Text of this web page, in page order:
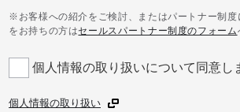
※お客様への紹介をご検討、またはパートナー制度
をお持ちの方はセールスパートナー制度のフォーム
個人情報の取り扱いについて同意し
個人情報の取り扱い